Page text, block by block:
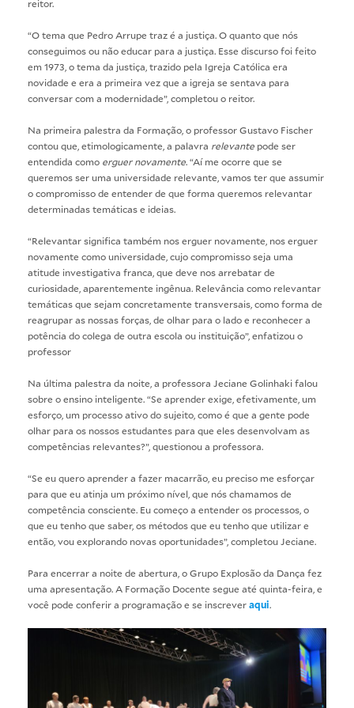
reitor.
“O tema que Pedro Arrupe traz é a justiça. O quanto que nós
conseguimos ou não educar para a justiça. Esse discurso foi feito
em 1973, o tema da justiça, trazido pela Igreja Católica era
novidade e era a primeira vez que a igreja se sentava para
conversar com a modernidade”, completou o reitor.
Na primeira palestra da Formação, o professor Gustavo Fischer
contou que, etimologicamente, a palavra relevante pode ser
entendida como erguer novamente. “Aí me ocorre que se
queremos ser uma universidade relevante, vamos ter que assumir
o compromisso de entender de que forma queremos relevantar
determinadas temáticas e ideias.
“Relevantar significa também nos erguer novamente, nos erguer
novamente como universidade, cujo compromisso seja uma
atitude investigativa franca, que deve nos arrebatar de
curiosidade, aparentemente ingênua. Relevância como relevantar
temáticas que sejam concretamente transversais, como forma de
reagrupar as nossas forças, de olhar para o lado e reconhecer a
potência do colega de outra escola ou instituição”, enfatizou o
professor
Na última palestra da noite, a professora Jeciane Golinhaki falou
sobre o ensino inteligente. “Se aprender exige, efetivamente, um
esforço, um processo ativo do sujeito, como é que a gente pode
olhar para os nossos estudantes para que eles desenvolvam as
competências relevantes?”, questionou a professora.
“Se eu quero aprender a fazer macarrão, eu preciso me esforçar
para que eu atinja um próximo nível, que nós chamamos de
competência consciente. Eu começo a entender os processos, o
que eu tenho que saber, os métodos que eu tenho que utilizar e
então, vou explorando novas oportunidades”, completou Jeciane.
Para encerrar a noite de abertura, o Grupo Explosão da Dança fez
uma apresentação. A Formação Docente segue até quinta-feira, e
você pode conferir a programação e se inscreveraqui.